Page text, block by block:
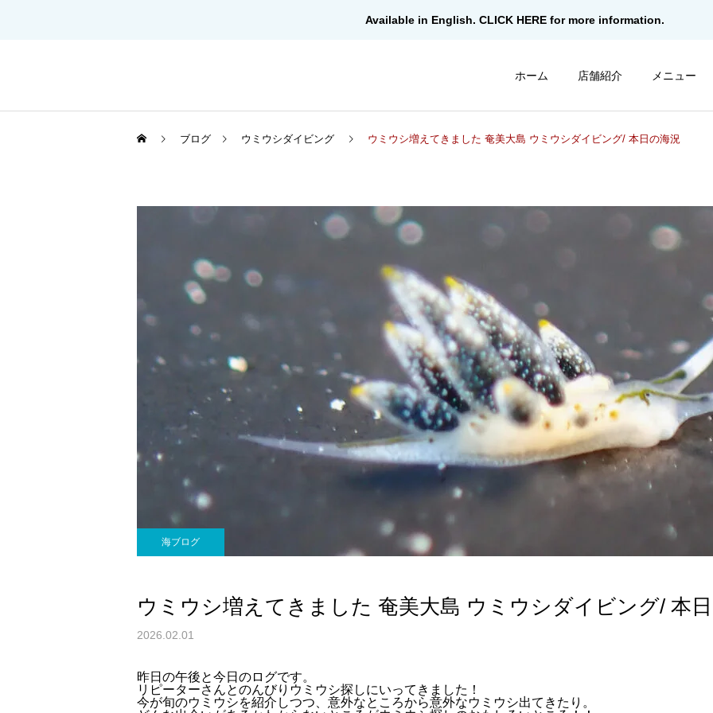
Available in English. CLICK HERE for more information.
ホーム 店舗紹介 メニュー
ブログ ウミウシダイビング ウミウシ増えてきました 奄美大島 ウミウシダイビング/ 本日の海況
海ブログ
ウミウシ増えてきました 奄美大島 ウミウシダイビング/ 本
2026.02.01
昨日の午後と今日のログです。
リピーターさんとのんびりウミウシ探しにいってきました！
今が旬のウミウシを紹介しつつ、意外なところから意外なウミウシ出てきたり。